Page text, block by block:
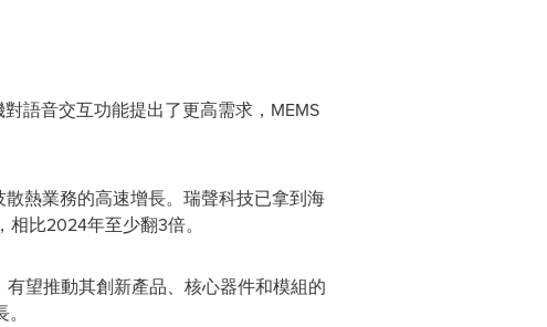
語音交互功能提出了更高需求，MEMS
熱業務的高速增長。 瑞聲科技已拿到海
比2024年至少翻3倍。
望推動其創新產品、核心器件和模組的